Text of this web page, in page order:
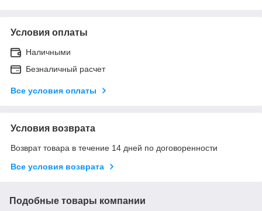
Условия оплаты
Наличными
Безналичный расчет
Все условия оплаты
Условия возврата
Возврат товара в течение 14 дней по договоренности
Все условия возврата
Подобные товары компании